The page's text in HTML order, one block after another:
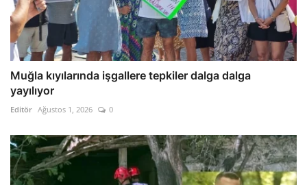
Muğla kıyılarında işgallere tepkiler dalga dalga
yayılıyor
Editör Ağustos 1, 2026 0